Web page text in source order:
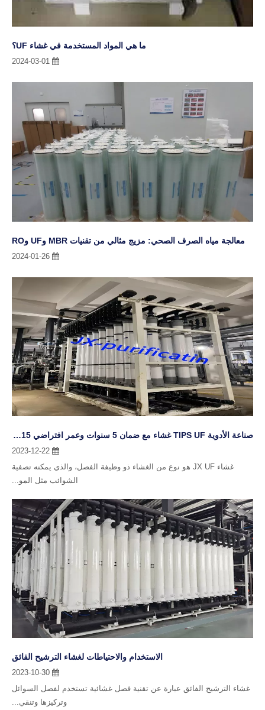
معالجة مياه الصرف الصحي: مزيج مثالي من تقنيات MBR وUF وRO
صناعة الأدوية TIPS UF غشاء مع ضمان 5 سنوات وعمر افتراضي 15 سنة في 3000 طن / يوم
غشاء JX UF هو نوع من الغشاء ذو ​​وظيفة الفصل، والذي يمكنه تصفية
الشوائب مثل المو...
الاستخدام والاحتياطات لغشاء الترشيح الفائق
غشاء الترشيح الفائق عبارة عن تقنية فصل غشائية تستخدم لفصل السوائل
وتركيزها وتنقي...